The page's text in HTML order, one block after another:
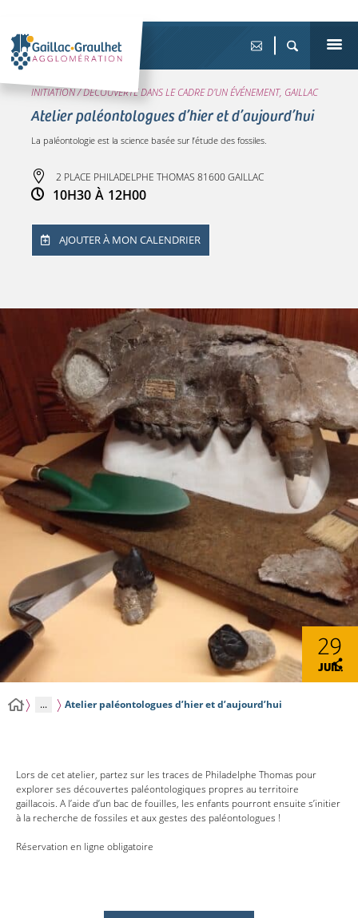
INITIATION / DÉCOUVERTE DANS LE CADRE D'UN ÉVÉNEMENT, GAILLAC
Atelier paléontologues d’hier et d’aujourd’hui
La paléontologie est la science basée sur l’étude des fossiles.
2 PLACE PHILADELPHE THOMAS 81600 GAILLAC
10H30 À 12H00
AJOUTER À MON CALENDRIER
29
JUIL.
... Atelier paléontologues d’hier et d’aujourd’hui
Lors de cet atelier, partez sur les traces de Philadelphe Thomas pour
explorer ses découvertes paléontologiques propres au territoire
gaillacois. A l’aide d’un bac de fouilles, les enfants pourront ensuite s’initier
à la recherche de fossiles et aux gestes des paléontologues !
Réservation en ligne obligatoire